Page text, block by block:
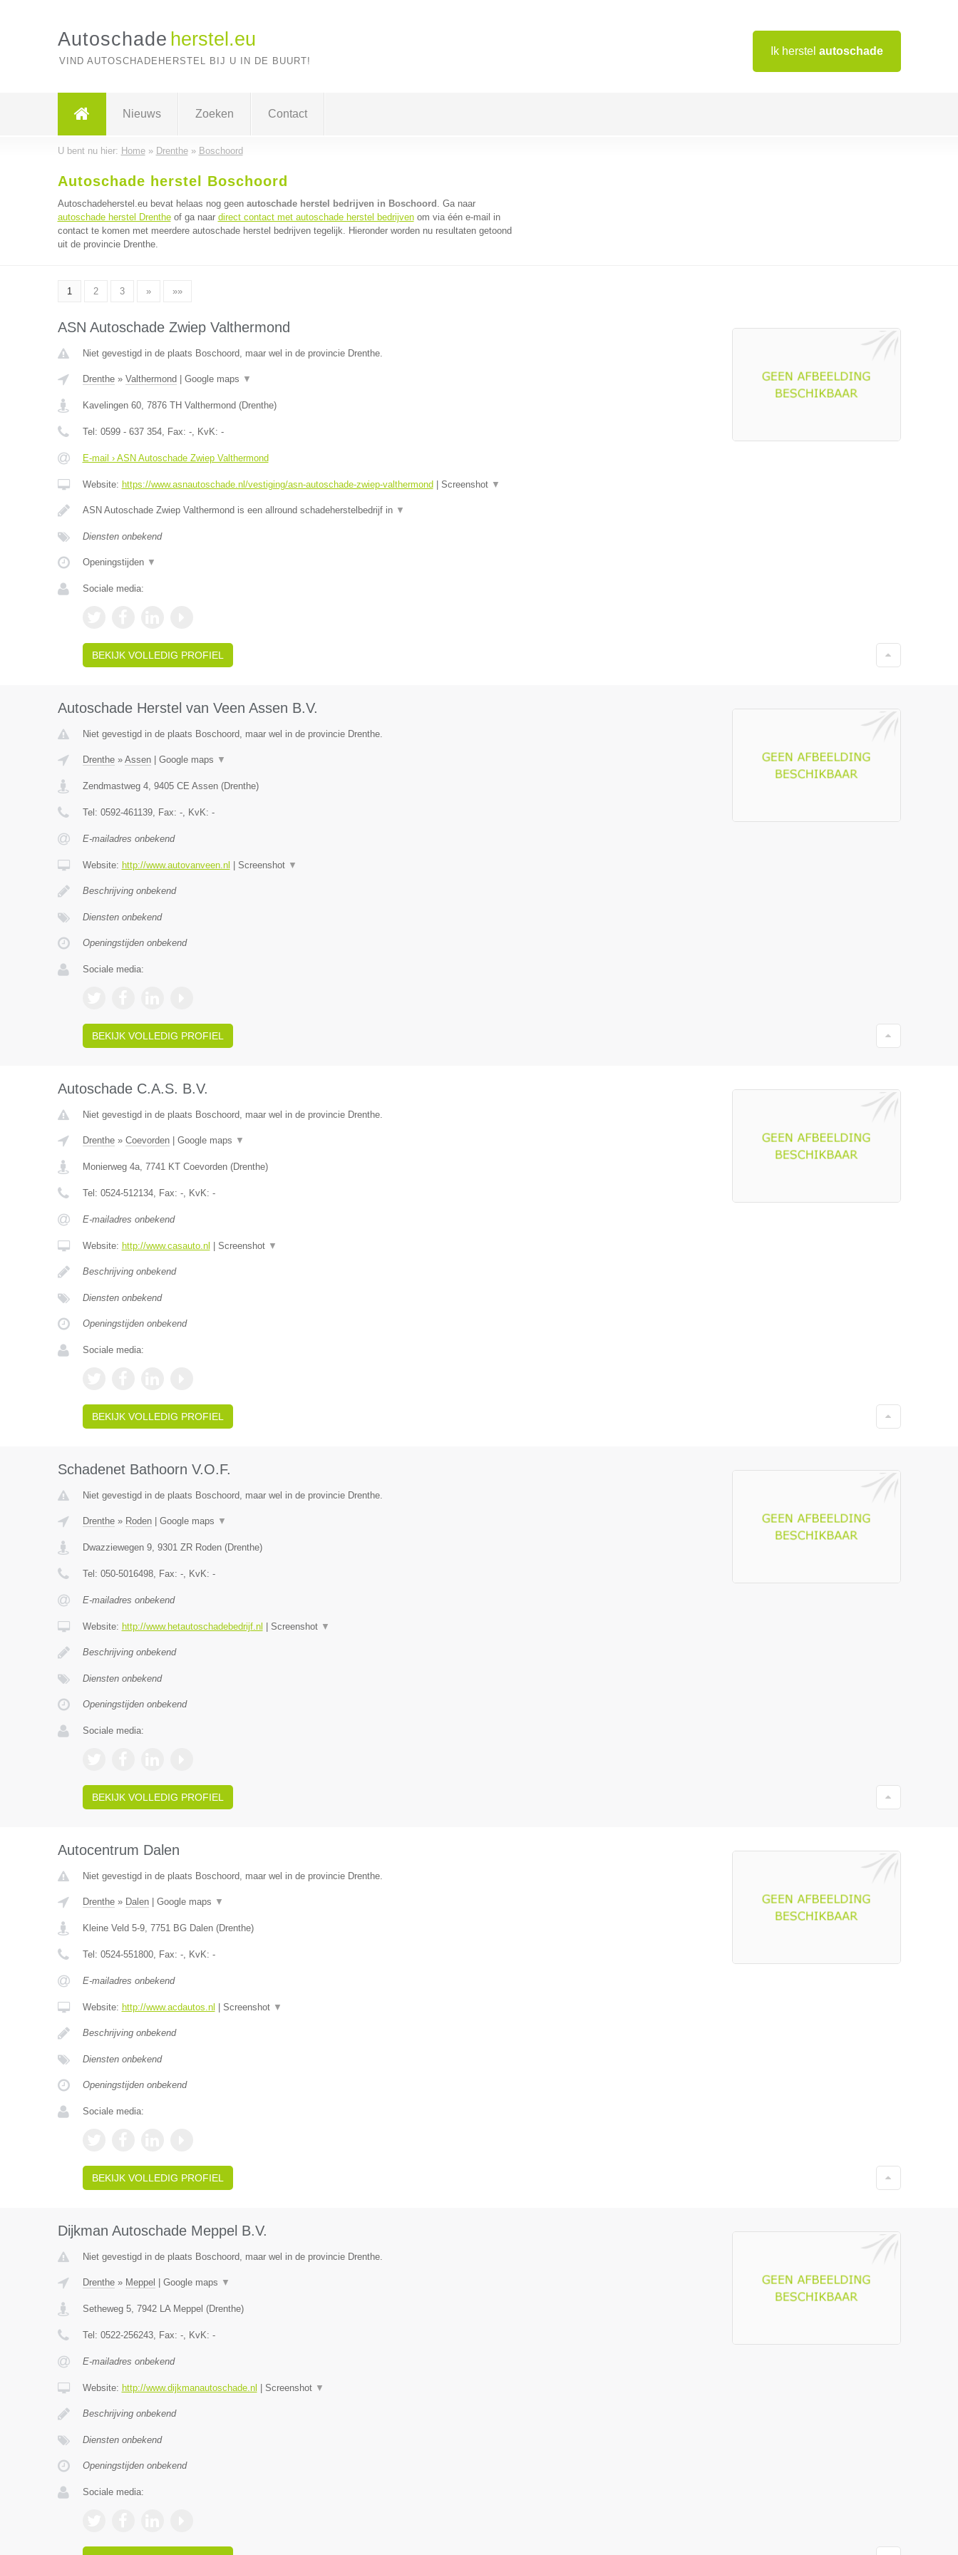
Ik herstel autoschade
Autoschade herstel.eu
VIND AUTOSCHADEHERSTEL BIJ U IN DE BUURT!
Nieuws Zoeken Contact
U bent nu hier: Home» Drenthe» Boschoord
Autoschade herstel Boschoord
Autoschadeherstel.eu bevat helaas nog geen autoschade herstel bedrijven in Boschoord . Ga naar
autoschade herstel Drentheof ga naar direct contact met autoschade herstel bedrijvenom via één e-mail in
contact te komen met meerdere autoschade herstel bedrijven tegelijk. Hieronder worden nu resultaten getoond
uit de provincie Drenthe.
1 2 3 » »»
ASN Autoschade Zwiep Valthermond
Niet gevestigd in de plaats Boschoord, maar wel in de provincie Drenthe.
Drenthe» Valthermond Google maps ▼
Kavelingen 60, 7876 TH Valthermond (Drenthe)
Tel: 0599 - 637 354, Fax: -, KvK: -
E-mail › ASN Autoschade Zwiep Valthermond
Website: https://www.asnautoschade.nl/vestiging/asn-autoschade-zwiep-valthermond Screenshot ▼
ASN Autoschade Zwiep Valthermond is een allround schadeherstelbedrijf in ▼
Diensten onbekend
Openingstijden ▼
Sociale media:
BEKIJK VOLLEDIG PROFIEL
Autoschade Herstel van Veen Assen B.V.
Niet gevestigd in de plaats Boschoord, maar wel in de provincie Drenthe.
Drenthe» Assen| Google maps ▼
Zendmastweg 4, 9405 CE Assen(Drenthe)
Tel: 0592-461139, Fax: -, KvK: -
E-mailadres onbekend
Website: http://www.autovanveen.nl Screenshot ▼
Beschrijving onbekend
Diensten onbekend
Openingstijden onbekend
Sociale media:
BEKIJK VOLLEDIG PROFIEL
Autoschade C.A.S. B.V.
Niet gevestigd in de plaats Boschoord, maar wel in de provincie Drenthe.
Drenthe» Coevorden| Google maps ▼
Monierweg 4a, 7741 KT Coevorden(Drenthe)
Tel: 0524-512134, Fax: -, KvK: -
E-mailadres onbekend
Website: http://www.casauto.nl Screenshot ▼
Beschrijving onbekend
Diensten onbekend
Openingstijden onbekend
Sociale media:
BEKIJK VOLLEDIG PROFIEL
Schadenet Bathoorn V.O.F.
Niet gevestigd in de plaats Boschoord, maar wel in de provincie Drenthe.
Drenthe» Roden| Google maps ▼
Dwazziewegen 9, 9301 ZR Roden(Drenthe)
Tel: 050-5016498, Fax: -, KvK: -
E-mailadres onbekend
Website: http://www.hetautoschadebedrijf.nl Screenshot ▼
Beschrijving onbekend
Diensten onbekend
Openingstijden onbekend
Sociale media:
BEKIJK VOLLEDIG PROFIEL
Autocentrum Dalen
Niet gevestigd in de plaats Boschoord, maar wel in de provincie Drenthe.
Drenthe» Dalen| Google maps ▼
Kleine Veld 5-9, 7751 BG Dalen(Drenthe)
Tel: 0524-551800, Fax: -, KvK: -
E-mailadres onbekend
Website: http://www.acdautos.nl Screenshot ▼
Beschrijving onbekend
Diensten onbekend
Openingstijden onbekend
Sociale media:
BEKIJK VOLLEDIG PROFIEL
Dijkman Autoschade Meppel B.V.
Niet gevestigd in de plaats Boschoord, maar wel in de provincie Drenthe.
Drenthe» Meppel Google maps ▼
Setheweg 5, 7942 LA Meppel (Drenthe)
Tel: 0522-256243, Fax: -, KvK: -
E-mailadres onbekend
Website: http://www.dijkmanautoschade.nl Screenshot ▼
Beschrijving onbekend
Diensten onbekend
Openingstijden onbekend
Sociale media: